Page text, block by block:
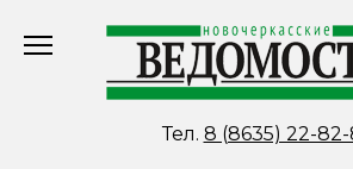
Тел. 8 (8635) 22-82-